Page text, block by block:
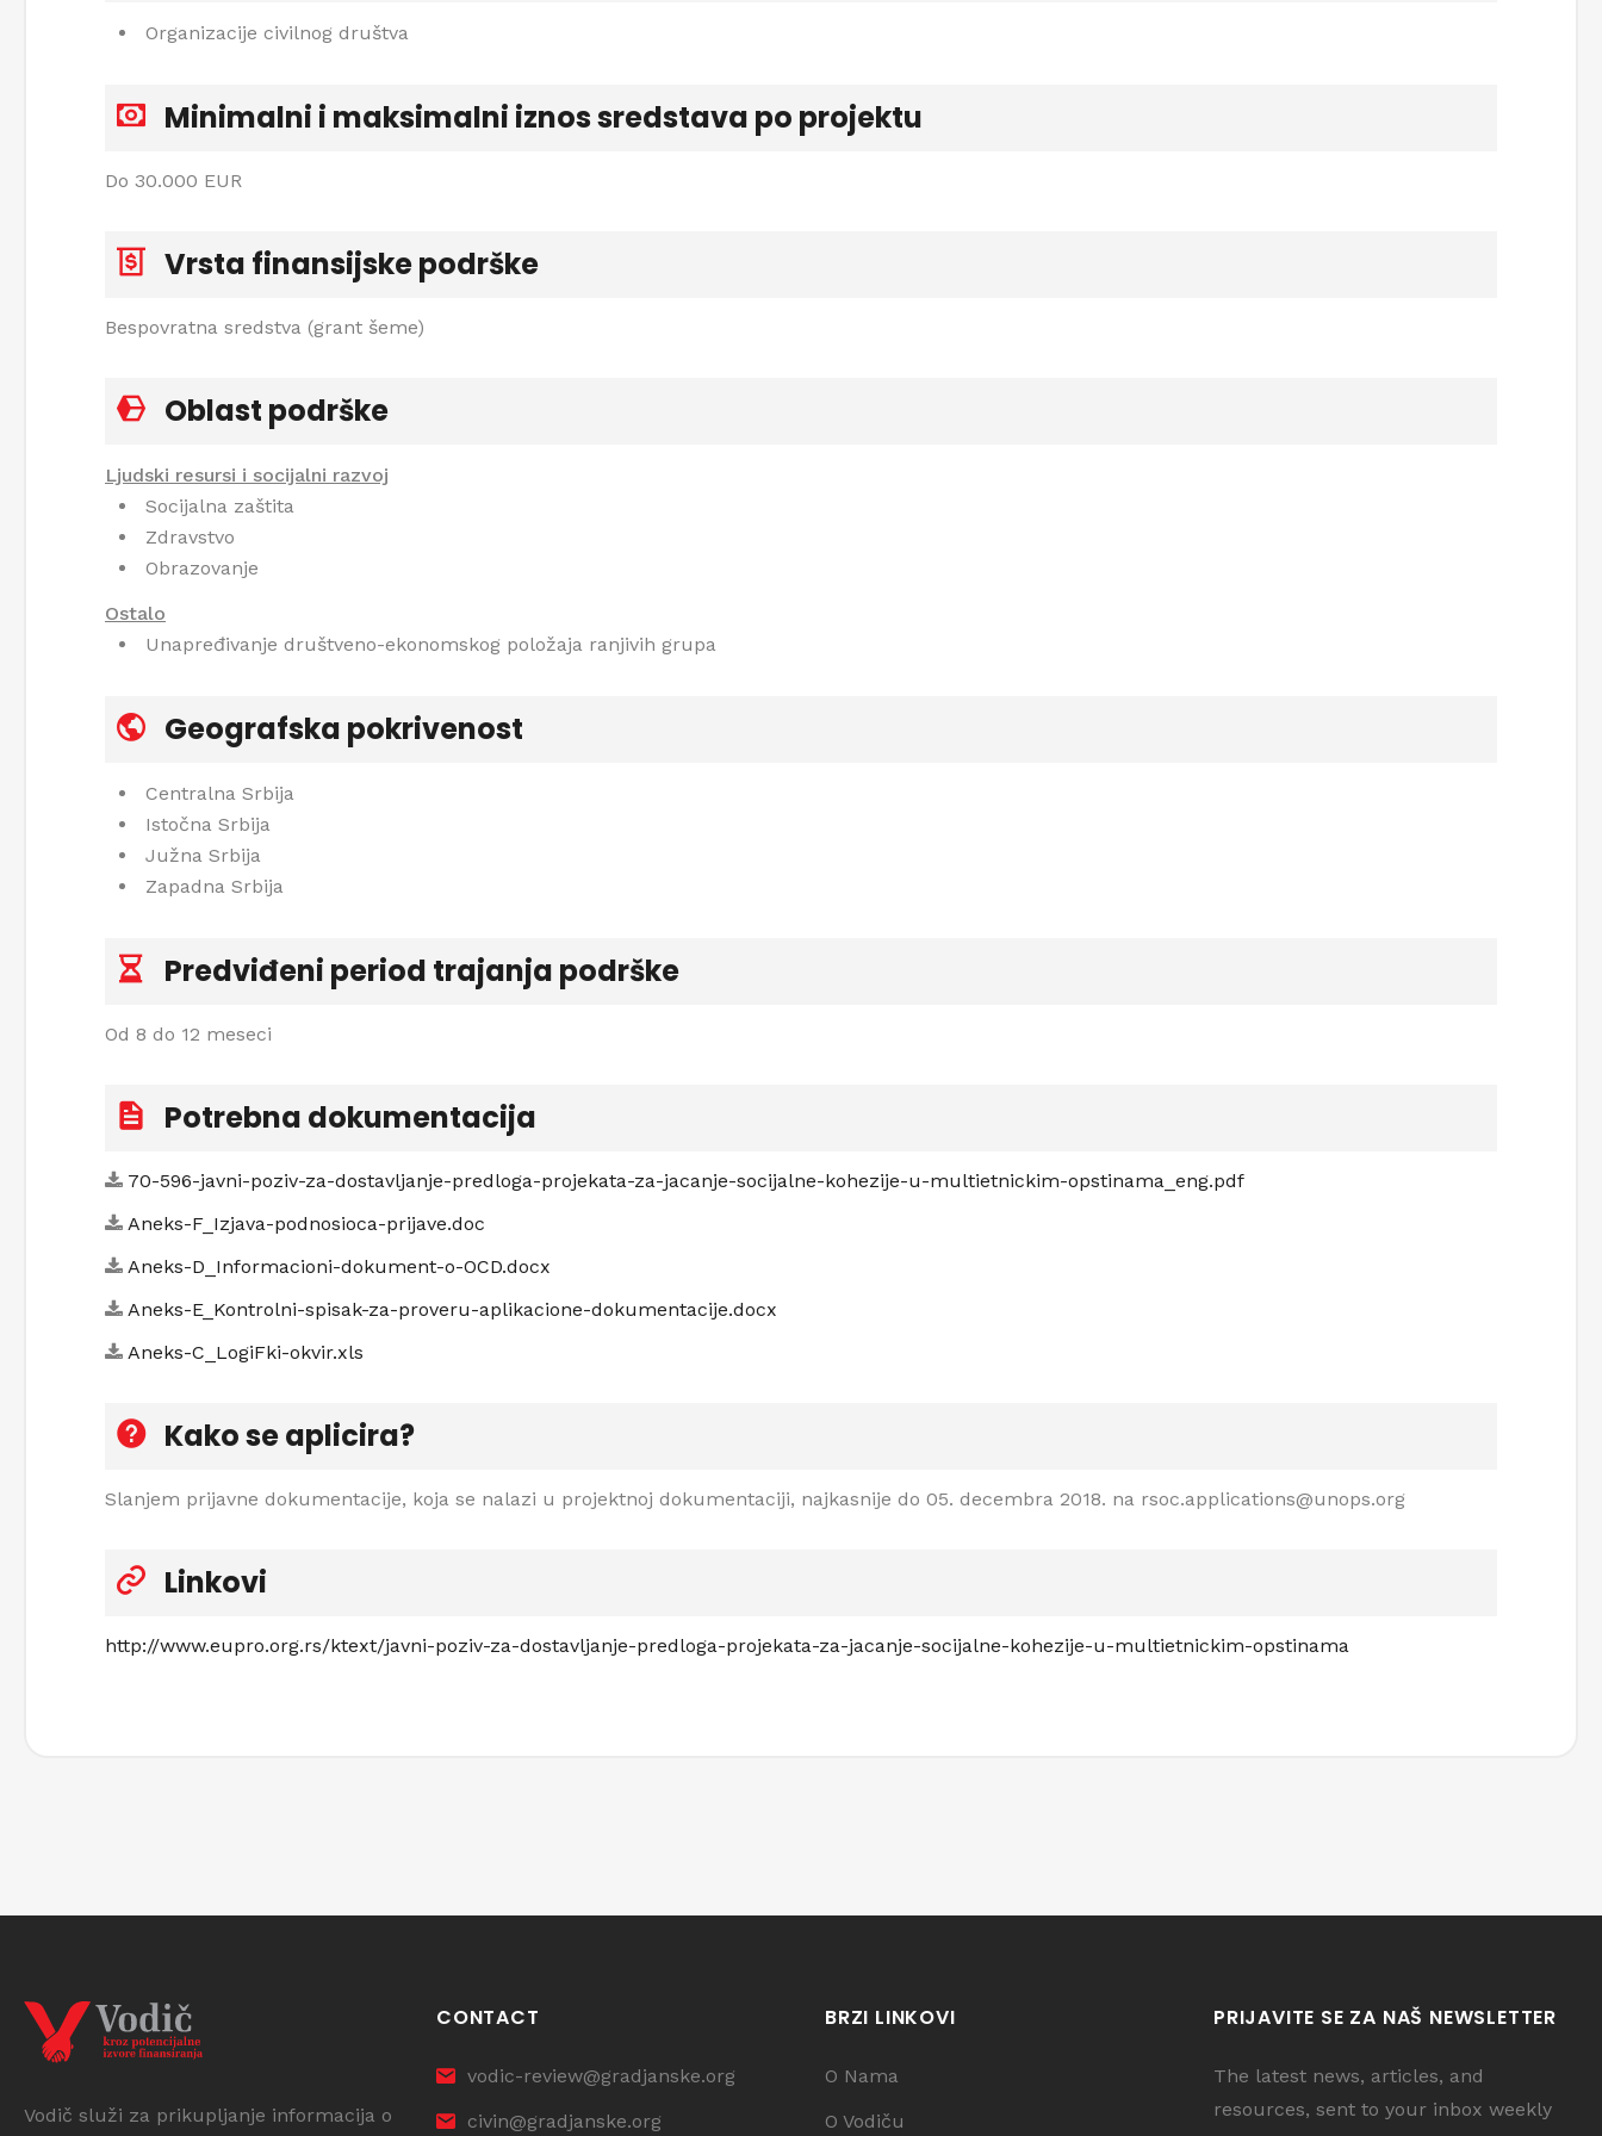
Organizacije civilnog društva
Minimalni i maksimalni iznos sredstava po projektu
Do 30.000 EUR
Vrsta finansijske podrške
Bespovratna sredstva (grant šeme)
Oblast podrške
Ljudski resursi i socijalni razvoj
Socijalna zaštita
Zdravstvo
Obrazovanje
Ostalo
Unapređivanje društveno-ekonomskog položaja ranjivih grupa
Geografska pokrivenost
Centralna Srbija
Istočna Srbija
Južna Srbija
Zapadna Srbija
Predviđeni period trajanja podrške
Od 8 do 12 meseci
Potrebna dokumentacija
70-596-javni-poziv-za-dostavljanje-predloga-projekata-za-jacanje-socijalne-kohezije-u-multietnickim-opstinama_eng.pdf
Aneks-F_Izjava-podnosioca-prijave.doc
Aneks-D_Informacioni-dokument-o-OCD.docx
Aneks-E_Kontrolni-spisak-za-proveru-aplikacione-dokumentacije.docx
Aneks-C_LogiFki-okvir.xls
Kako se aplicira?
Slanjem prijavne dokumentacije, koja se nalazi u projektnoj dokumentaciji, najkasnije do 05. decembra 2018. na rsoc.applications@unops.org
Linkovi
http://www.eupro.org.rs/ktext/javni-poziv-za-dostavljanje-predloga-projekata-za-jacanje-socijalne-kohezije-u-multietnickim-opstinama
Vodič služi za prikupljanje informacija o
CONTACT
vodic-review@gradjanske.org
civin@gradjanske.org
BRZI LINKOVI
O Nama
O Vodiču
PRIJAVITE SE ZA NAŠ NEWSLETTER
The latest news, articles, and
resources, sent to your inbox weekly